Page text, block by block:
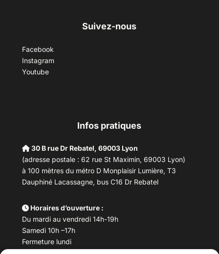
Suivez-nous
Facebook
Instagram
Youtube
Infos pratiques
30 B rue Dr Rebatel, 69003 Lyon
(adresse postale : 62 rue St Maximin, 69003 Lyon)
à 100 mètres du métro D Monplaisir Lumière, T3
Dauphiné Lacassagne, bus C16 Dr Rebatel
Horaires d’ouverture :
Du mardi au vendredi 14h-19h
Samedi 10h –17h
Fermeture lundi